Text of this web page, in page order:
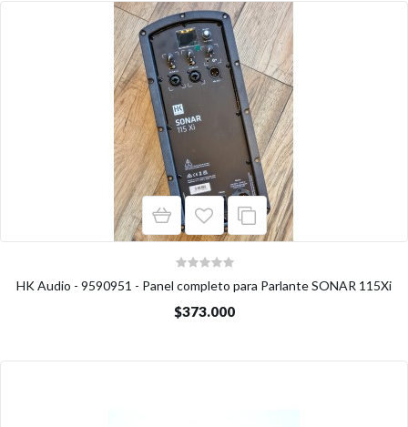
HK Audio - 9590951 - Panel completo para Parlante SONAR 115Xi
$373.000